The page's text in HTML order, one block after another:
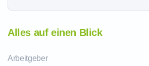
Alles auf einen Blick
Arbeitgeber